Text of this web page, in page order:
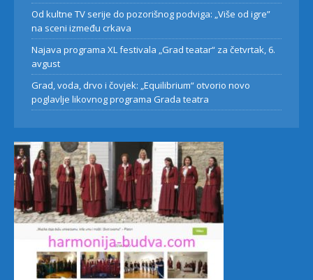
Od kultne TV serije do pozorišnog podviga: „Više od igre”
na sceni između crkava
Najava programa XL festivala „Grad teatar“ za četvrtak, 6.
avgust
Grad, voda, drvo i čovjek: „Equilibrium“ otvorio novo
poglavlje likovnog programa Grada teatra